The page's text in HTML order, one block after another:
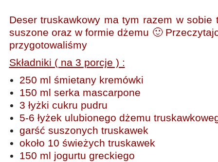
Deser truskawkowy ma tym razem w sobie
suszone oraz w formie dżemu 🙂
przygotowaliśmy
Składniki ( na 3 porcje ) :
250 ml śmietany kremówki
150 ml serka mascarpone
3 łyżki cukru pudru
5-6 łyżek ulubionego dżemu
garść suszonych truskawek
około 10 świeżych truskawek
150 ml jogurtu greckiego